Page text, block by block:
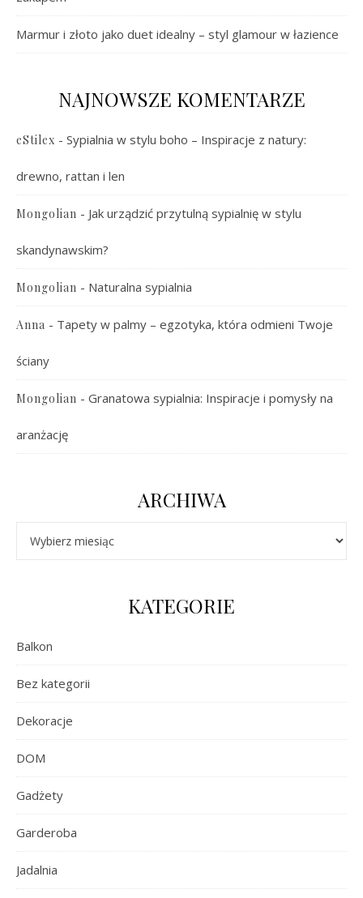
Marmur i złoto jako duet idealny – styl glamour w łazience
NAJNOWSZE KOMENTARZE
eStilex - Sypialnia w stylu boho – Inspiracje z natury:
drewno, rattan i len
Mongolian - Jak urządzić przytulną sypialnię w stylu
skandynawskim?
Mongolian - Naturalna sypialnia
Anna - Tapety w palmy – egzotyka, która odmieni Twoje
ściany
Mongolian - Granatowa sypialnia: Inspiracje i pomysły na
aranżację
ARCHIWA
KATEGORIE
Balkon
Bez kategorii
Dekoracje
DOM
Gadżety
Garderoba
Jadalnia